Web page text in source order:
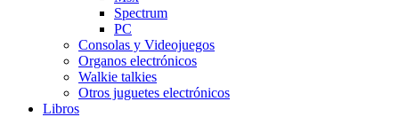
Spectrum
PC
Consolas y Videojuegos
Organos electrónicos
Walkie talkies
Otros juguetes electrónicos
Libros